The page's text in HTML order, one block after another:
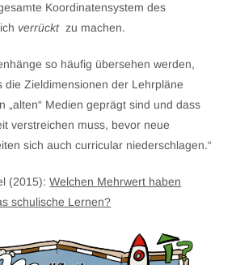
Koordinatensystem des
verrückt zu machen.
so häufig übersehen werden,
die Zieldimensionen der Lehrpläne
„alten“ Medien geprägt sind und dass
verstreichen muss, bevor neue
sich auch curricular niederschlagen.“
(2015):Welchen Mehrwert haben
schulische Lernen?